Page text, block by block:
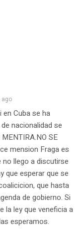
en Cuba se ha
nacionalidad se
SE
mension Fraga es
no llego a discutirse
que esperar que se
que hasta
de gobierno. Si
la ley que veneficia a
esperamos.